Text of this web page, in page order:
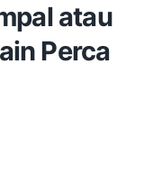
atau
Perca